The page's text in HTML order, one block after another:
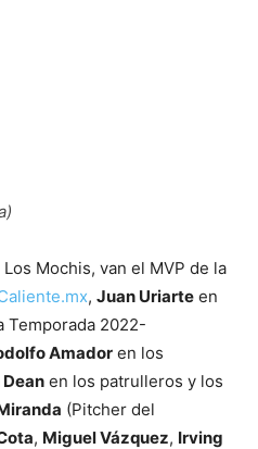
Mochis, van el MVP de la
, Juan Uriarte en
Temporada 2022-
Amador en los
en los patrulleros y los
(Pitcher del
, Miguel Vázquez, Irving